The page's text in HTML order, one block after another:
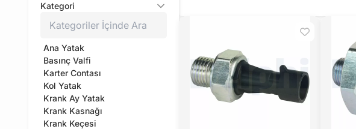
Kategori
Ana Yatak
Basınç Valfi
Karter Contası
Kol Yatak
Krank Ay Yatak
Krank Kasnağı
Krank Keçesi